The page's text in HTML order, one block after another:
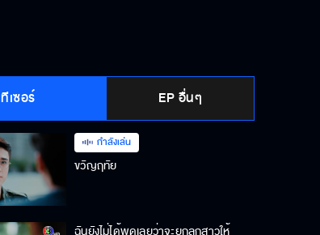
ทีเซอร์ EP อื่นๆ
กำลังเล่น
ขวัญฤทัย